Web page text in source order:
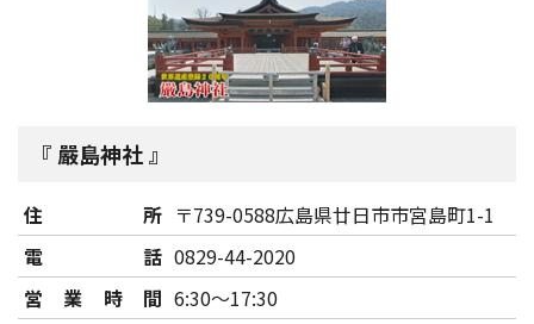
嚴島神社
住所 〒739-0588広島県廿日市市宮島町1-1
電話 0829-44-2020
営業時間 6:30～17:30